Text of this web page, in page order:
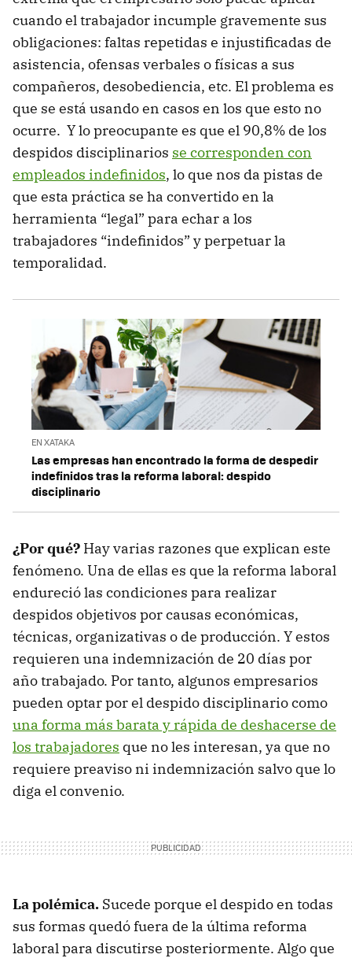
cuando el trabajador incumple gravemente sus
obligaciones: faltas repetidas e injustificadas de
asistencia, ofensas verbales o físicas a sus
compañeros, desobediencia, etc. El problema es
que se está usando en casos en los que esto no
ocurre. Y lo preocupante es que el 90,8% de los
despidos disciplinarios se corresponden con
empleados indefinidos, lo que nos da pistas de
que esta práctica se ha convertido en la
herramienta “legal” para echar a los
trabajadores “indefinidos” y perpetuar la
temporalidad.
EN XATAKA
Las empresas han encontrado la forma de despedir
indefinidos tras la reforma laboral: despido
disciplinario
¿Por qué? Hay varias razones que explican este
fenómeno. Una de ellas es que la reforma laboral
endureció las condiciones para realizar
despidos objetivos por causas económicas,
técnicas, organizativas o de producción. Y estos
requieren una indemnización de 20 días por
año trabajado. Por tanto, algunos empresarios
pueden optar por el despido disciplinario como
una forma más barata y rápida de deshacerse de
los trabajadores que no les interesan, ya que no
requiere preaviso ni indemnización salvo que lo
diga el convenio.
La polémica. Sucede porque el despido en todas
sus formas quedó fuera de la última reforma
laboral para discutirse posteriormente. Algo que